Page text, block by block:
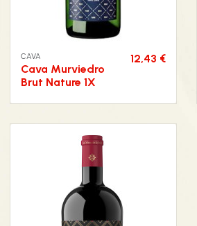
CAVA
Cava Murviedro
Brut Nature 1X
12,43 €